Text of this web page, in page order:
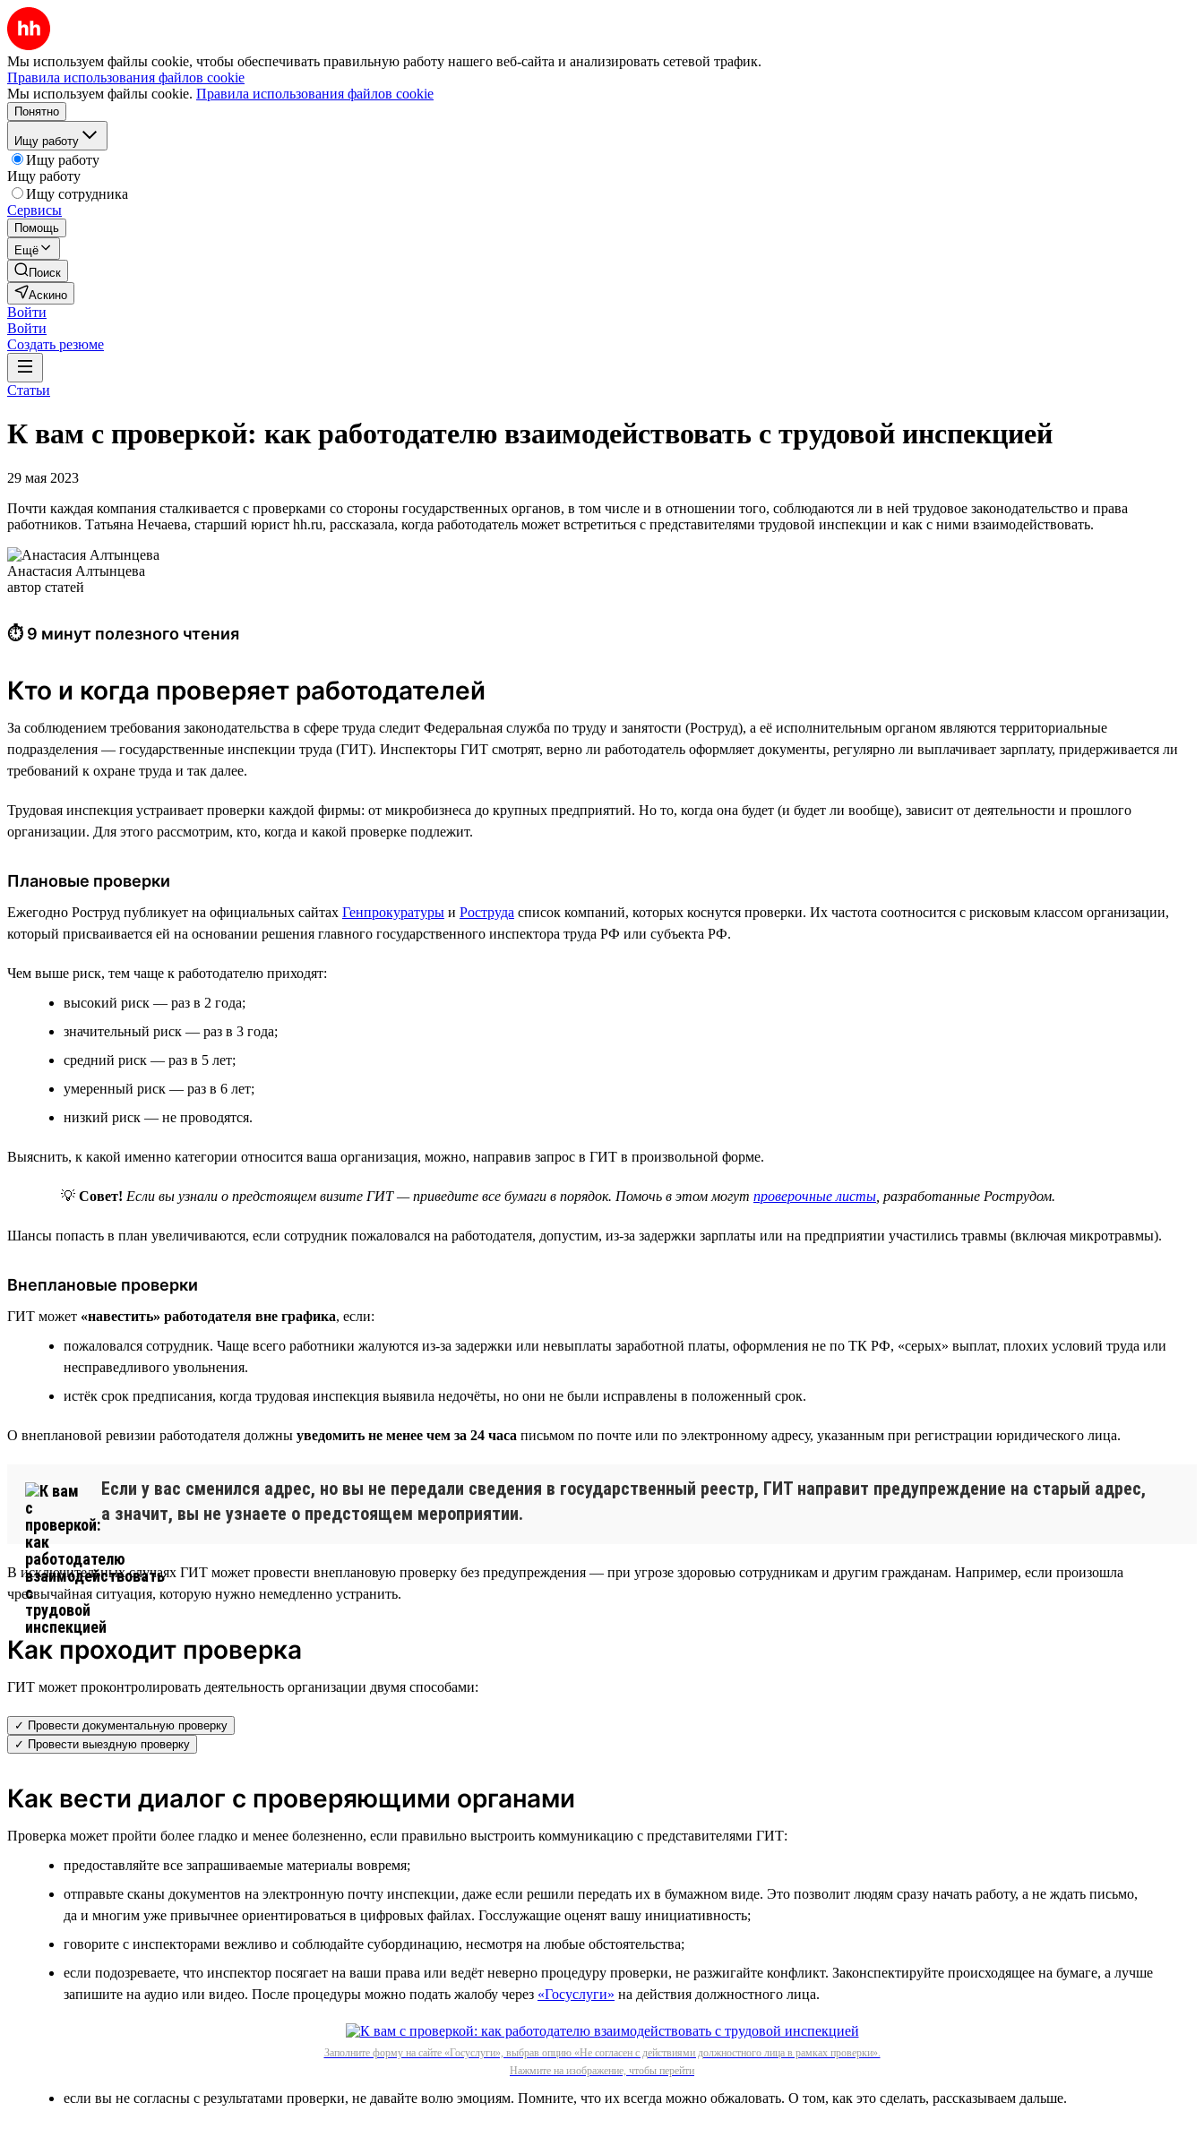
Мы используем файлы cookie, чтобы обеспечивать правильную работу нашего веб-сайта и анализировать сетевой трафик.
Правила использования файлов cookie
Мы используем файлы cookie. Правила использования файлов cookie
Понятно
Ищу работу
Ищу работу
Ищу работу
Ищу сотрудника
Сервисы
Помощь
Ещё
Поиск
Аскино
Войти
Войти
Создать резюме
Статьи
К вам с проверкой: как работодателю взаимодействовать с трудовой инспекцией
29 мая 2023
Почти каждая компания сталкивается с проверками со стороны государственных органов, в том числе и в отношении того, соблюдаются ли в ней трудовое законодательство и права
работников. Татьяна Нечаева, старший юрист hh.ru, рассказала, когда работодатель может встретиться с представителями трудовой инспекции и как с ними взаимодействовать.
Анастасия Алтынцева
автор статей
⏱ 9 минут полезного чтения
Кто и когда проверяет работодателей
За соблюдением требования законодательства в сфере труда следит Федеральная служба по труду и занятости (Роструд), а её исполнительным органом являются территориальные
подразделения — государственные инспекции труда (ГИТ). Инспекторы ГИТ смотрят, верно ли работодатель оформляет документы, регулярно ли выплачивает зарплату, придерживается ли
требований к охране труда и так далее.
Трудовая инспекция устраивает проверки каждой фирмы: от микробизнеса до крупных предприятий. Но то, когда она будет (и будет ли вообще), зависит от деятельности и прошлого
организации. Для этого рассмотрим, кто, когда и какой проверке подлежит.
Плановые проверки
Ежегодно Роструд публикует на официальных сайтах Генпрокуратуры и Роструда список компаний, которых коснутся проверки. Их частота соотносится с рисковым классом организации,
который присваивается ей на основании решения главного государственного инспектора труда РФ или субъекта РФ.
Чем выше риск, тем чаще к работодателю приходят:
высокий риск — раз в 2 года;
значительный риск — раз в 3 года;
средний риск — раз в 5 лет;
умеренный риск — раз в 6 лет;
низкий риск — не проводятся.
Выяснить, к какой именно категории относится ваша организация, можно, направив запрос в ГИТ в произвольной форме.
💡 Совет! Если вы узнали о предстоящем визите ГИТ — приведите все бумаги в порядок. Помочь в этом могут проверочные листы , разработанные Рострудом.
Шансы попасть в план увеличиваются, если сотрудник пожаловался на работодателя, допустим, из-за задержки зарплаты или на предприятии участились травмы (включая микротравмы).
Внеплановые проверки
ГИТ может «навестить» работодателя вне графика, если:
пожаловался сотрудник. Чаще всего работники жалуются из-за задержки или невыплаты заработной платы, оформления не по ТК РФ, «серых» выплат, плохих условий труда или
несправедливого увольнения.
истёк срок предписания, когда трудовая инспекция выявила недочёты, но они не были исправлены в положенный срок.
О внеплановой ревизии работодателя должны уведомить не менее чем за 24 часа письмом по почте или по электронному адресу, указанным при регистрации юридического лица.
Если у вас сменился адрес, но вы не передали сведения в государственный реестр, ГИТ направит предупреждение на старый адрес,
а значит, вы не узнаете о предстоящем мероприятии.
В исключительных случаях ГИТ может провести внеплановую проверку без предупреждения — при угрозе здоровью сотрудникам и другим гражданам. Например, если произошла
чрезвычайная ситуация, которую нужно немедленно устранить.
Как проходит проверка
ГИТ может проконтролировать деятельность организации двумя способами:
✓ Провести документальную проверку
✓ Провести выездную проверку
Как вести диалог с проверяющими органами
Проверка может пройти более гладко и менее болезненно, если правильно выстроить коммуникацию с представителями ГИТ:
предоставляйте все запрашиваемые материалы вовремя;
отправьте сканы документов на электронную почту инспекции, даже если решили передать их в бумажном виде. Это позволит людям сразу начать работу, а не ждать письмо,
да и многим уже привычнее ориентироваться в цифровых файлах. Госслужащие оценят вашу инициативность;
говорите с инспекторами вежливо и соблюдайте субординацию, несмотря на любые обстоятельства;
если подозреваете, что инспектор посягает на ваши права или ведёт неверно процедуру проверки, не разжигайте конфликт. Законспектируйте происходящее на бумаге, а лучше
запишите на аудио или видео. После процедуры можно подать жалобу через «Госуслуги» на действия должностного лица.
Заполните форму на сайте «Госуслуги», выбрав опцию «Не согласен с действиями должностного лица в рамках проверки».
Нажмите на изображение, чтобы перейти
если вы не согласны с результатами проверки, не давайте волю эмоциям. Помните, что их всегда можно обжаловать. О том, как это сделать, рассказываем дальше.